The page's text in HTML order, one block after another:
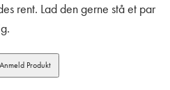
rent. Lad den gerne stå et par
Anmeld Produkt